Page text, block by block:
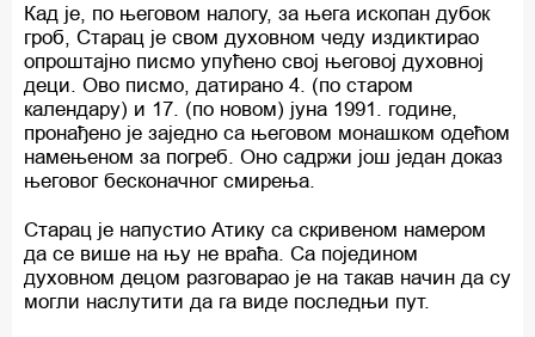
Кад је, по његовом налогу, за њега ископан дубок
гроб, Старац је свом духовном чеду издиктирао
опроштајно писмо упућено свој његовој духовној
деци. Ово писмо, датирано 4. (по старом
календару) и 17. (по новом) јуна 1991. године,
пронађено је заједно са његовом монашком одећом
намењеном за погреб. Оно садржи још један доказ
његовог бесконачног смирења.
Старац је напустио Атику са скривеном намером
да се више на њу не враћа. Са поједином
духовном децом разговарао је на такав начин да су
могли наслутити да га виде последњи пут.